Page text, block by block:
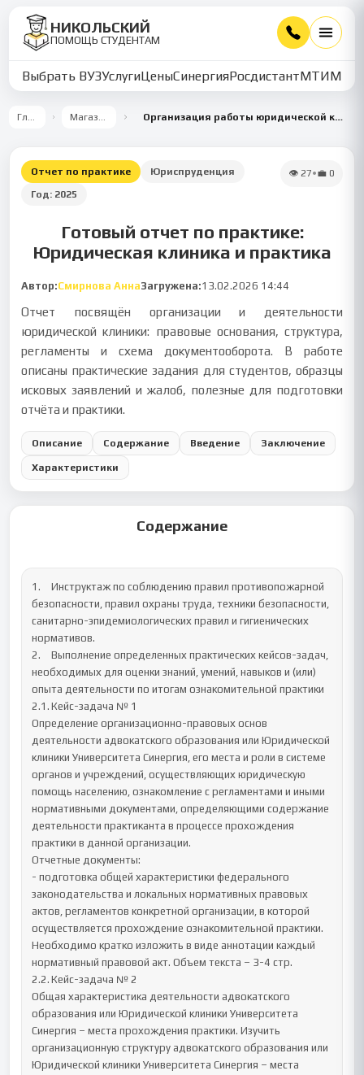
НИКОЛЬСКИЙ
ПОМОЩЬ СТУДЕНТАМ
Выбрать ВУЗУслугиЦеныСинергияРосдистантМТИММУ
Главная Магазин работ Организация работы юридической клиники и практика студентов
Отчет по практике
Юриспруденция
Год: 2025
👁 27•💼 0
Готовый отчет по практике:
Юридическая клиника и практика
Автор:Смирнова АннаЗагружена:13.02.2026 14:44
Отчет посвящён организации и деятельности
юридической клиники: правовые основания, структура,
регламенты и схема документооборота. В работе
описаны практические задания для студентов, образцы
исковых заявлений и жалоб, полезные для подготовки
отчёта и практики.
Описание Содержание Введение Заключение
Характеристики
Содержание
1.	Инструктаж по соблюдению правил противопожарной
безопасности, правил охраны труда, техники безопасности,
санитарно-эпидемиологических правил и гигиенических
нормативов.
2.	Выполнение определенных практических кейсов-задач,
необходимых для оценки знаний, умений, навыков и (или)
опыта деятельности по итогам ознакомительной практики
2.1.	Кейс-задача № 1
Определение организационно-правовых основ
деятельности адвокатского образования или Юридической
клиники Университета Синергия, его места и роли в системе
органов и учреждений, осуществляющих юридическую
помощь населению, ознакомление с регламентами и иными
нормативными документами, определяющими содержание
деятельности практиканта в процессе прохождения
практики в данной организации.
Отчетные документы:
- подготовка общей характеристики федерального
законодательства и локальных нормативных правовых
актов, регламентов конкретной организации, в которой
осуществляется прохождение ознакомительной практики.
Необходимо кратко изложить в виде аннотации каждый
нормативный правовой акт. Объем текста – 3-4 стр.
2.2.	Кейс-задача № 2
Общая характеристика деятельности адвокатского
образования или Юридической клиники Университета
Синергия – места прохождения практики. Изучить
организационную структуру адвокатского образования или
Юридической клиники Университета Синергия – места